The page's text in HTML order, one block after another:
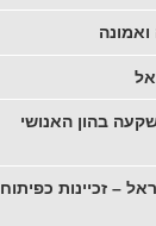
בהון האנושי
– זכיינות כפיתוח